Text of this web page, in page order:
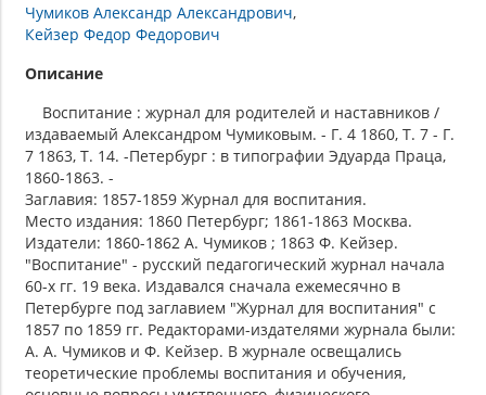
Чумиков Александр Александрович
Кейзер Федор Федорович
Описание
Воспитание : журнал для родителей и наставников /
издаваемый Александром Чумиковым. - Г. 4 1860, Т. 7 - Г.
7 1863, Т. 14. -Петербург : в типографии Эдуарда Праца,
1860-1863. -
Заглавия: 1857-1859 Журнал для воспитания.
Место издания: 1860 Петербург; 1861-1863 Москва.
Издатели: 1860-1862 А. Чумиков ; 1863 Ф. Кейзер.
"Воспитание" - русский педагогический журнал начала
60-х гг. 19 века. Издавался сначала ежемесячно в
Петербурге под заглавием "Журнал для воспитания" с
1857 по 1859 гг. Редакторами-издателями журнала были:
А. А. Чумиков и Ф. Кейзер. В журнале освещались
теоретические проблемы воспитания и обучения,